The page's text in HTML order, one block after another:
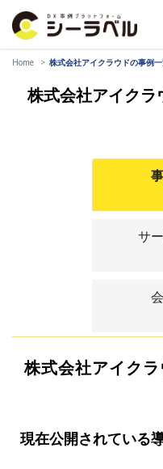
Home 株式会社アイクラウドの事例
株式会社アイクラ
サ
株式会社アイクラ
現在公開されている